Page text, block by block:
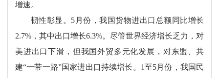
增速。
韧性彰显。5月份，我国货物进出口总额同比增长
2.7%，其中出口增长6.3%。尽管世界经济增长乏力，对
美进出口下滑，但我国外贸多元化发展，对东盟、共
建“一带一路”国家进出口持续增长。1至5月份，我国民